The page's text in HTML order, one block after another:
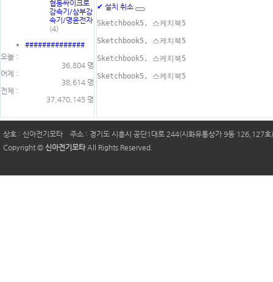
협동싸이크로
감속기/삼부감
속기/명윤전자
(4)
##############
오늘 :
36,804 명
어제 :
38,614 명
전체 :
37,470,145 명
✔ 설치 취소
Sketchbook5, 스케치북5
Sketchbook5, 스케치북5
Sketchbook5, 스케치북5
Sketchbook5, 스케치북5
상호 : 신아전기모타
주소 : 경기도 시흥시 공단1대로 244(시화유통상가 9동 126,127호)
Copyright © 신아전기모타All Rights Reserved.